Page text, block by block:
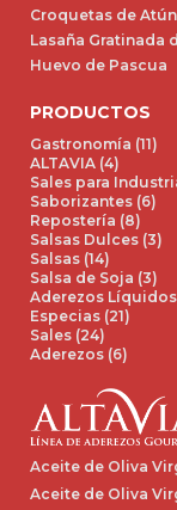
Croquetas de Atún
Lasaña Gratinada
Huevo de Pascua
PRODUCTOS
Gastronomía (11)
ALTAVIA (4)
Sales para
Saborizantes (6)
Repostería (8)
Salsas Dulces (3)
Salsas (14)
Salsa de Soja (3)
Aderezos Líquidos
Especias (21)
Sales (24)
Aderezos (6)
Aceite de Oliva
Aceite de Oliva